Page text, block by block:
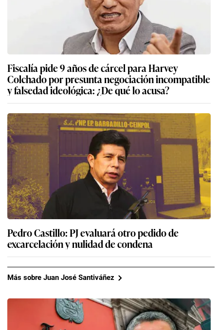
Fiscalía pide 9 años de cárcel para Harvey
Colchado por presunta negociación incompatible
y falsedad ideológica: ¿De qué lo acusa?
Pedro Castillo: PJ evaluará otro pedido de
excarcelación y nulidad de condena
Más sobre Juan José Santiváñez